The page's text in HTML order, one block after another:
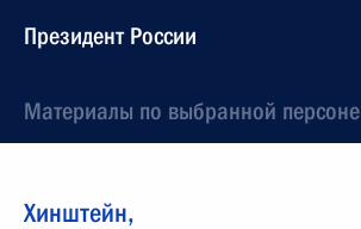
Президент России
Материалы по выбранной персоне
Хинштейн,